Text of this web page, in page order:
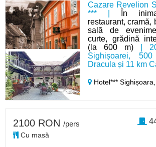
Cazare Revelion
*** |
În
restaurant, cramă,
sală de
curte, grădină
(la 600 m) |
Sighișoarei,
Dracula și 11 km
Hotel***
2100 RON /pers
Cu masă